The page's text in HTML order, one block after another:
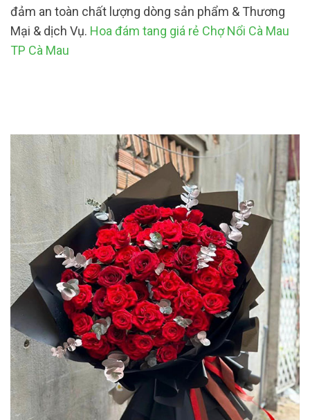
đảm an toàn chất lượng dòng sản phẩm & Thương
Mại & dịch Vụ. Hoa đám tang giá rẻ Chợ Nổi Cà Mau
TP Cà Mau